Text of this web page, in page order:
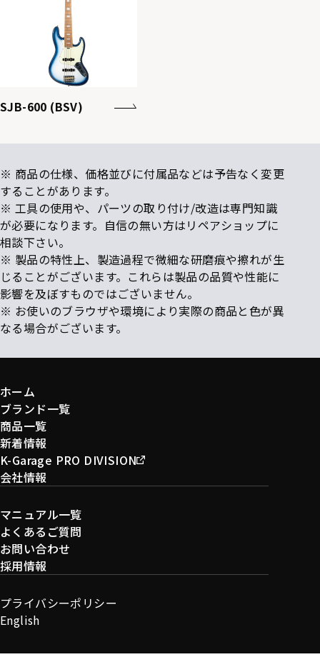
SJB-600 (BSV)
※ 商品の仕様、価格並びに付属品などは予告なく変更
することがあります。
※ 工具の使用や、パーツの取り付け/改造は専門知識
が必要になります。自信の無い方はリペアショップに
相談下さい。
※ 製品の特性上、製造過程で微細な研磨痕や擦れが生
じることがございます。これらは製品の品質や性能に
影響を及ぼすものではございません。
※ お使いのブラウザや環境により実際の商品と色が異
なる場合がございます。
ホーム
ブランド一覧
商品一覧
新着情報
K-Garage PRO DIVISION
会社情報
マニュアル一覧
よくあるご質問
お問い合わせ
採用情報
プライバシーポリシー
English